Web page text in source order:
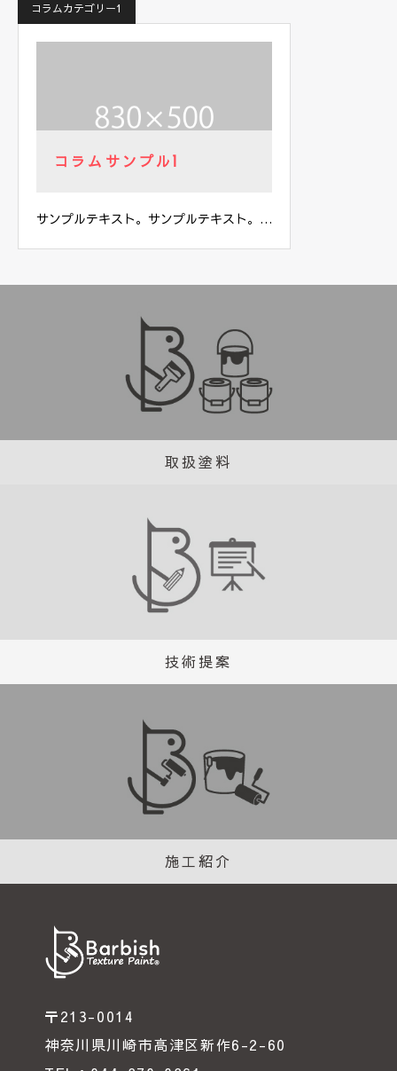
コラムカテゴリー1
コラムサンプル1
サンプルテキスト。サンプルテキスト。…
取扱塗料
技術提案
施工紹介
〒213-0014
神奈川県川崎市高津区新作6-2-60